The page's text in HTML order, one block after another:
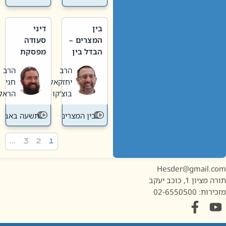
בין
המצרים –
הבדל בין
חדשה
לישנה
הרב
יחזקאל
בוצ'קו
בין המצרים
דיני
סעודה
מפסקת
תשעה
באב
הרב
חגי
הראל
תשעה באב
1, כוכב יעקב
02-6550500